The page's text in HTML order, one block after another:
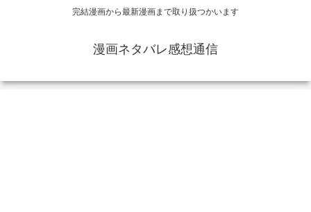
完結漫画から最新漫画まで取り扱つかいます
漫画ネタバレ感想通信